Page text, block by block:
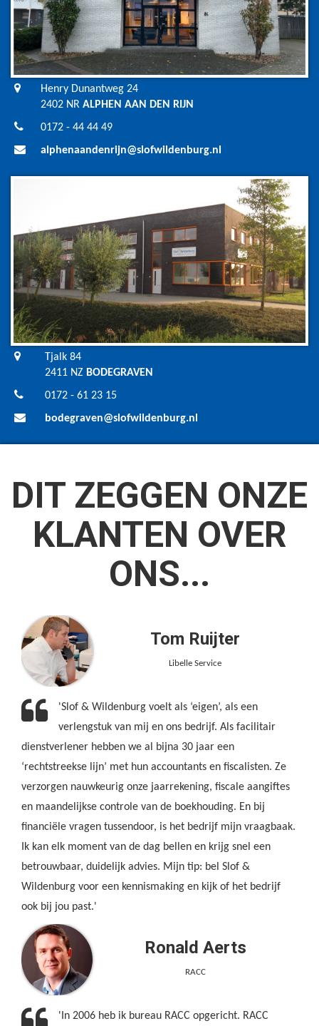
Henry Dunantweg 24
2402 NR ALPHEN AAN DEN RIJN
0172 - 44 44 49
alphenaandenrijn@slofwildenburg.nl
Tjalk 84
2411 NZ BODEGRAVEN
0172 - 61 23 15
bodegraven@slofwildenburg.nl
DIT ZEGGEN ONZE
KLANTEN OVER
ONS...
Tom Ruijter
Libelle Service
'Slof & Wildenburg voelt als ‘eigen’, als een
verlengstuk van mij en ons bedrijf. Als facilitair
dienstverlener hebben we al bijna 30 jaar een
‘rechtstreekse lijn’ met hun accountants en fiscalisten. Ze
verzorgen nauwkeurig onze jaarrekening, fiscale aangiftes
en maandelijkse controle van de boekhouding. En bij
financiële vragen tussendoor, is het bedrijf mijn vraagbaak.
Ik kan elk moment van de dag bellen en krijg snel een
betrouwbaar, duidelijk advies. Mijn tip: bel Slof &
Wildenburg voor een kennismaking en kijk of het bedrijf
ook bij jou past.'
Ronald Aerts
RACC
'In 2006 heb ik bureau RACC opgericht. RACC